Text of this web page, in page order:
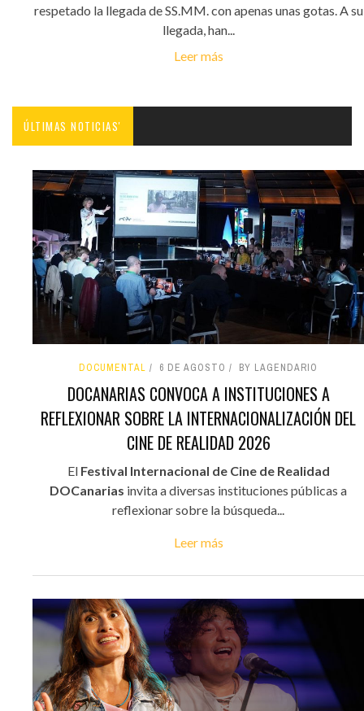
respetado la llegada de SS.MM. con apenas unas gotas. A su
llegada, han...
Leer más
ÚLTIMAS NOTICIAS'
DOCUMENTAL 6 DE AGOSTO BY LAGENDARIO
DOCANARIAS CONVOCA A INSTITUCIONES A
REFLEXIONAR SOBRE LA INTERNACIONALIZACIÓN DEL
CINE DE REALIDAD 2026
El Festival Internacional de Cine de Realidad
DOCanarias invita a diversas instituciones públicas a
reflexionar sobre la búsqueda...
Leer más